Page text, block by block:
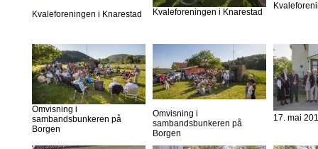
Kvaleforeningen i Knarestad Kvaleforeningen i Knarestad
Omvisning i
sambandsbunkeren på
Borgen
Omvisning i
sambandsbunkeren på
Borgen
17. mai